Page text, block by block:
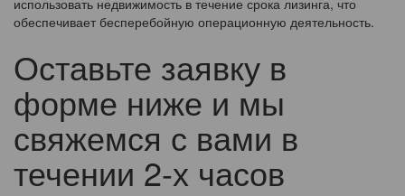
использовать недвижимость в течение срока лизинга, что
обеспечивает бесперебойную операционную деятельность.
Оставьте заявку в
форме ниже и мы
свяжемся с вами в
течении 2-х часов